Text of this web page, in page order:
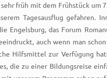
sehr früh mit dem Frühstück
Tagesausflug gefahren.
Engelsburg, das Forum
auch wenn man
Hilfsmittel zur Verfügung
die zu einer Bildungsreise